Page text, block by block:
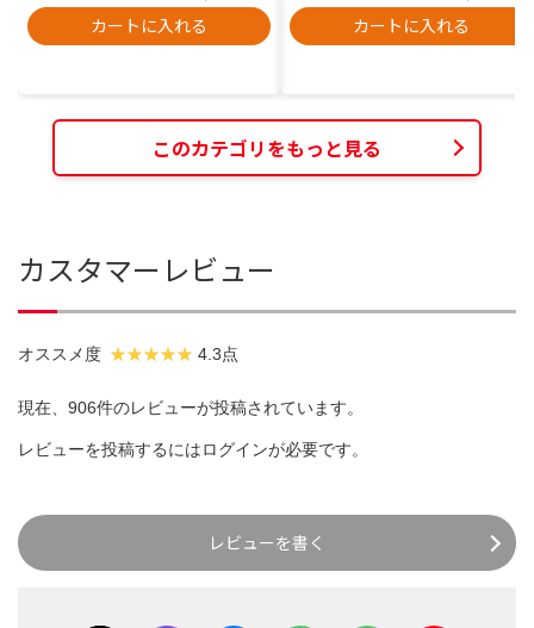
カートに入れる カートに入れる
このカテゴリをもっと見る
カスタマーレビュー
オススメ度 4.3点
現在、906件のレビューが投稿されています。
レビューを投稿するにはログインが必要です。
レビューを書く